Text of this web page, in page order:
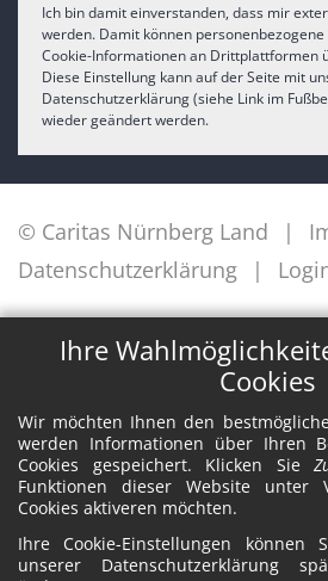
Ihre
Cookies
Wir möchten Ihnen den
werden Informationen über Ihren
Cookies gespeichert. Klicken Sie
Funktionen dieser Website unter
Cookies aktiveren möchten.
Ihre Cookie-Einstellungen
unserer Datenschutzerklärung
Ich bin damit einverstanden, dass mir
werden. Damit können
Cookie-Informationen an Drittplattformen
Diese Einstellung kann auf der Seite mit
Datenschutzerklärung (siehe Link im
wieder geändert werden.
© Caritas Nürnberg Land
Datenschutzerklärung